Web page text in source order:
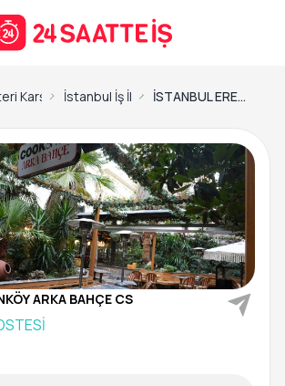
Karşılama Görevlisi İş İlanları
İstanbul İş İlanları İSTANBUL ERENKÖY ARKA BAHÇE CS-KARŞILAMA HOSTESİ
ARKA BAHÇE CS